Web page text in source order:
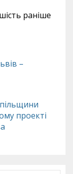
раніше
–
проекті